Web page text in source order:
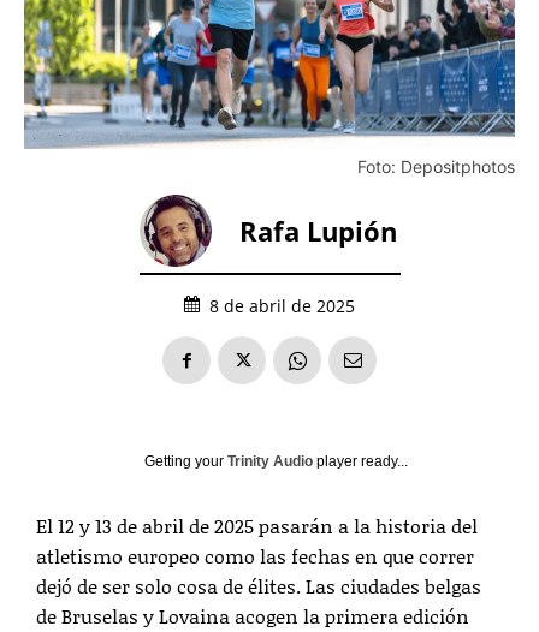
Foto: Depositphotos
Rafa Lupión
8 de abril de 2025
Getting yourTrinity Audio player ready...
El 12 y 13 de abril de 2025 pasarán a la historia del
atletismo europeo como las fechas en que correr
dejó de ser solo cosa de élites. Las ciudades belgas
de Bruselas y Lovaina acogen la primera edición